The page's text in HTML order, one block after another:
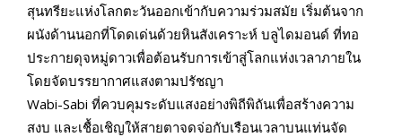
สุนทรียะแห่งโลกตะวันออกเข้ากับความร่วมสมัย เริ่มต้นจาก
ผนังด้านนอกที่โดดเด่นด้วยหินสังเคราะห์ บลูไดมอนด์ ที่ทอ
ประกายดุจหมู่ดาวเพื่อต้อนรับการเข้าสู่โลกแห่งเวลาภายใน
โดยจัดบรรยากาศแสงตามปรัชญา
Wabi-Sabi ที่ควบคุมระดับแสงอย่างพิถีพิถันเพื่อสร้างความ
สงบ และเชื้อเชิญให้สายตาจดจ่อกับเรือนเวลาบนแท่นจัด